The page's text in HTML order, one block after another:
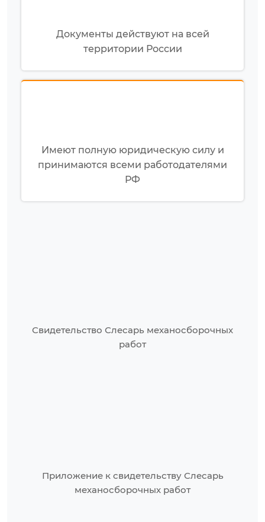
Документы действуют на всей
территории России
Имеют полную юридическую силу и
принимаются всеми работодателями
РФ
Свидетельство Слесарь механосборочных
работ
Приложение к свидетельству Слесарь
механосборочных работ